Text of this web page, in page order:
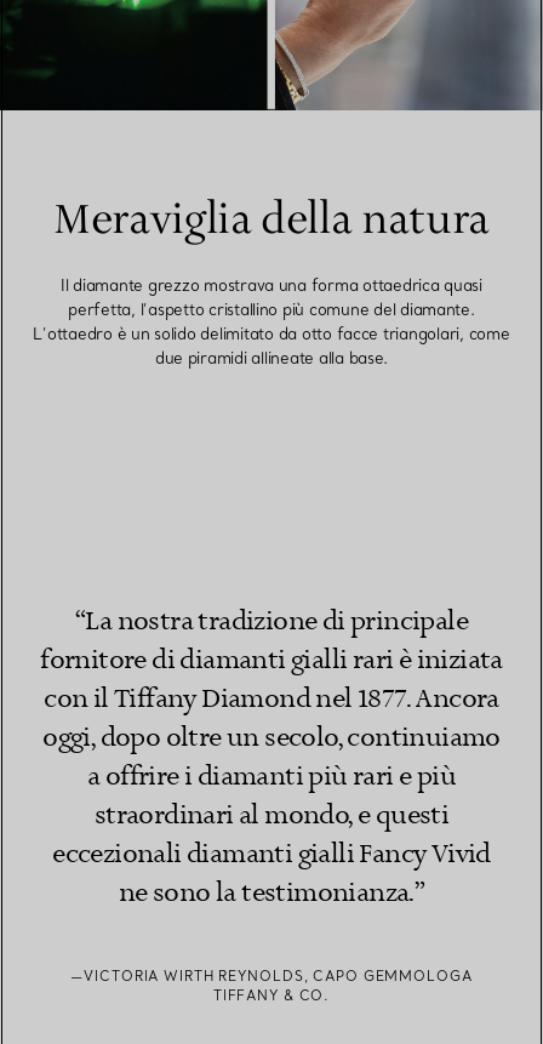
Meraviglia della natura
Il diamante grezzo mostrava una forma ottaedrica quasi
perfetta, l’aspetto cristallino più comune del diamante.
L’ottaedro è un solido delimitato da otto facce triangolari, come
due piramidi allineate alla base.
“La nostra tradizione di principale
fornitore di diamanti gialli rari è iniziata
con il Tiffany Diamond nel 1877. Ancora
oggi, dopo oltre un secolo, continuiamo
a offrire i diamanti più rari e più
straordinari al mondo, e questi
eccezionali diamanti gialli Fancy Vivid
ne sono la testimonianza.”
—VICTORIA WIRTH REYNOLDS, CAPO GEMMOLOGA
TIFFANY & CO.